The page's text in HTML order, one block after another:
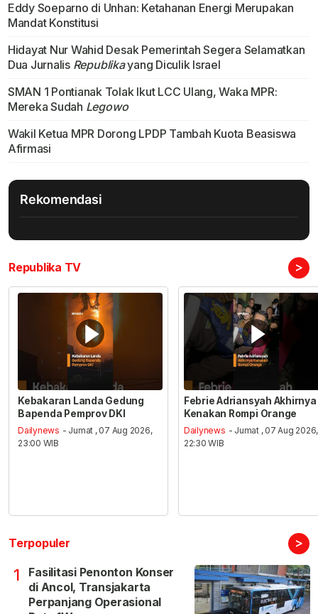
Eddy Soeparno di Unhan: Ketahanan Energi Merupakan
Mandat Konstitusi
Hidayat Nur Wahid Desak Pemerintah Segera Selamatkan
Dua Jurnalis Republikayang Diculik lsrael
SMAN 1 Pontianak Tolak Ikut LCC Ulang, Waka MPR:
Mereka Sudah Legowo
Wakil Ketua MPR Dorong LPDP Tambah Kuota Beasiswa
Afirmasi
Rekomendasi
Republika TV >
Kebakaran Landa Gedung
Bapenda Pemprov DKI
Dailynews - Jumat , 07 Aug 2026,
23:00 WIB
Febrie Adriansyah Akhirnya
Kenakan Rompi Orange
Dailynews - Jumat , 07 Aug 2026,
22:30 WIB
Terpopuler >
1
Fasilitasi Penonton Konser
di Ancol, Transjakarta
Perpanjang Operasional